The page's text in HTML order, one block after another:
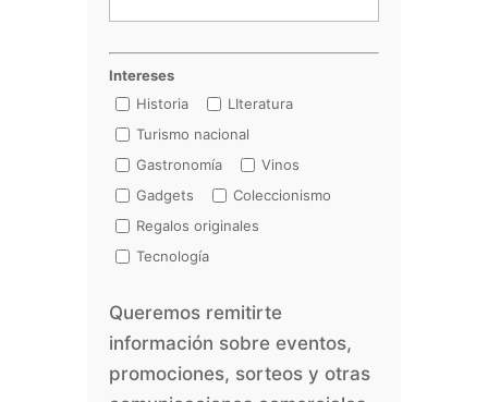
Intereses
Historia
LIteratura
Turismo nacional
Gastronomía
Vinos
Gadgets
Coleccionismo
Regalos originales
Tecnología
Queremos remitirte
información sobre eventos,
promociones, sorteos y otras